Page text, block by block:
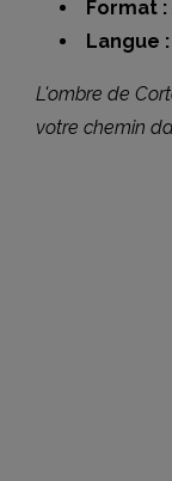
Format :
Langue :
L'ombre de
votre chemin